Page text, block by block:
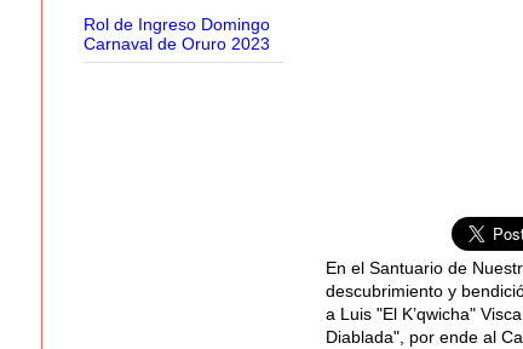
En el Santuario de
descubrimiento y
a Luis "El K’qwicha"
Diablada", por ende al
Rol de Ingreso Domingo
Carnaval de Oruro 2023